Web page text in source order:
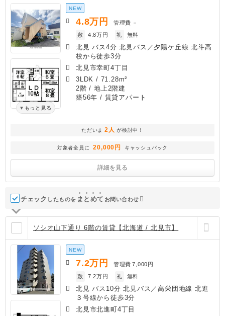
もっと見る
NEW
4.8万円 管理費 －
敷
4.8万円 礼 無料
北見 バス4分 北見バス／夕陽ケ丘線 北斗高
校から徒歩3分
北見市幸町4丁目
3LDK / 71.28m²
2階 / 地上2階建
築56年 / 賃貸アパート
ただいま 2人 が検討中！
対象者全員に 20,000円 キャッシュバック
詳細を見る
チェック したものを ま と めて お問い合わせ
ソシオ山下通り 6階の賃貸【北海道 / 北見市】
NEW
7.2万円 管理費 7,000円
敷
7.2万円 礼 無料
北見 バス10分 北見バス／高栄団地線 北進
３号線から徒歩3分
北見市北進町4丁目